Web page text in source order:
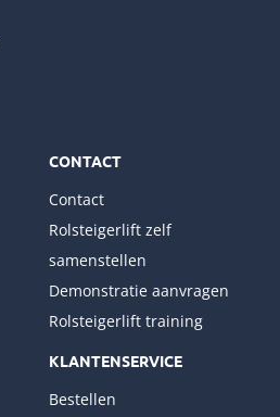
CONTACT
Contact
Rolsteigerlift zelf
samenstellen
Demonstratie aanvragen
Rolsteigerlift training
KLANTENSERVICE
Bestellen